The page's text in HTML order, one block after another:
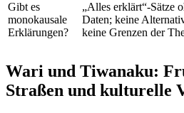
Gibt es
monokausale
Erklärungen?
„Alles erklärt“-Sätze
Daten; keine
keine Grenzen der
Wari und Tiwanaku:
Straßen und kulturelle